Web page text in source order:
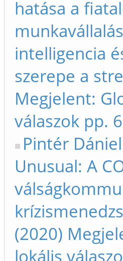
hatása a
intelligencia
szerepe a
Megjelent:
válaszok pp.
Pintér
Unusual: A
(2020)
lokális